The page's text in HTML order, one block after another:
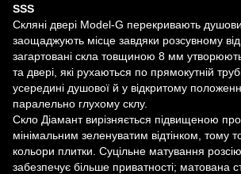
SSS
Скляні двері Model-G перекривають
заощаджують місце завдяки розсувному
загартовані скла товщиною 8 мм
та двері, які рухаються по прямокутній
усередині душової й у відкритому
паралельно глухому склу.
Скло Діамант вирізняється підвищеною
мінімальним зеленуватим відтінком, тому
кольори плитки. Суцільне матування
забезпечує більше приватності; матована